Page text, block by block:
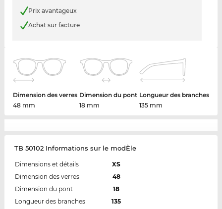
Prix avantageux
Achat sur facture
Dimension des verres
48 mm
Dimension du pont
18 mm
Longueur des branches
135 mm
TB 50102 Informations sur le modÈle
Dimensions et détails
XS
Dimension des verres
48
Dimension du pont
18
Longueur des branches
135